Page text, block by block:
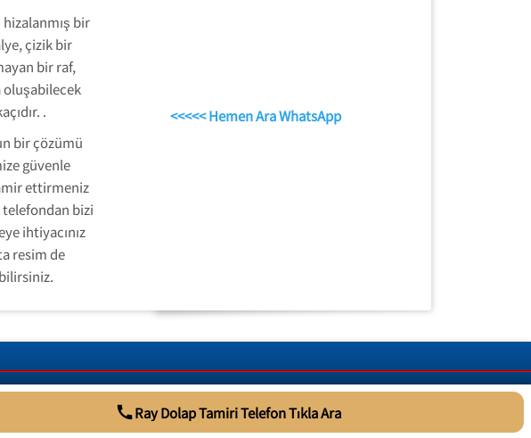
bir
çizik bir
bir raf,
oluşabilecek
.
bir çözümü
güvenle
ettirmeniz
telefondan bizi
ihtiyacınız
resim de
<<<<< Hemen Ara WhatsApp
Ray Dolap Tamiri Telefon Tıkla Ara
Telefon Tıkla Ara